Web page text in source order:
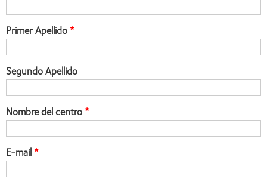
Primer Apellido
Segundo Apellido
Nombre del centro
E-mail